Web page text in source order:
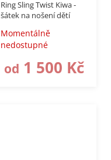
Ring Sling Twist Kiwa -
šátek na nošení dětí
Momentálně
nedostupné
od 1 500 Kč